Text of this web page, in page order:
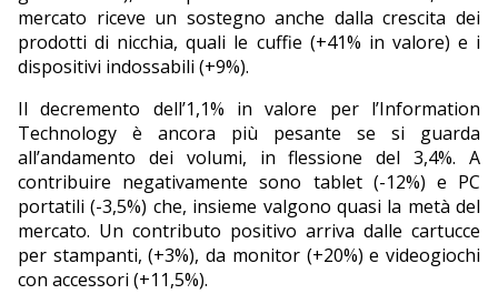
mercato riceve un sostegno anche dalla crescita dei
prodotti di nicchia, quali le cuffie (+41% in valore) e i
dispositivi indossabili (+9%).
Il decremento dell’1,1% in valore per l’Information
Technology è ancora più pesante se si guarda
all’andamento dei volumi, in flessione del 3,4%. A
contribuire negativamente sono tablet (-12%) e PC
portatili (-3,5%) che, insieme valgono quasi la metà del
mercato. Un contributo positivo arriva dalle cartucce
per stampanti, (+3%), da monitor (+20%) e videogiochi
con accessori (+11,5%).